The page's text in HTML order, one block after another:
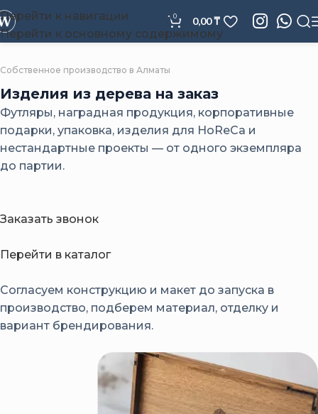
Перейти к навигации
Перейти к основному содержимому
0 0,00₸
Собственное производство в Алматы
Изделия из дерева на заказ
Футляры, наградная продукция, корпоративные
подарки, упаковка, изделия для HoReCa и
нестандартные проекты — от одного экземпляра
до партии.
Заказать звонок
Перейти в каталог
Согласуем конструкцию и макет до запуска в
производство, подберем материал, отделку и
вариант брендирования.